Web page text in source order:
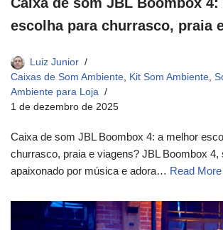
escolha para churrasco, praia
Luiz Junior
Caixas de Som Ambiente
Kit Som Ambiente
Ambiente para Loja
1 de dezembro de 2025
Caixa de som JBL Boombox 4: a melhor
churrasco, praia e viagens? JBL Boombox 4,
apaixonado por música e adora… Read